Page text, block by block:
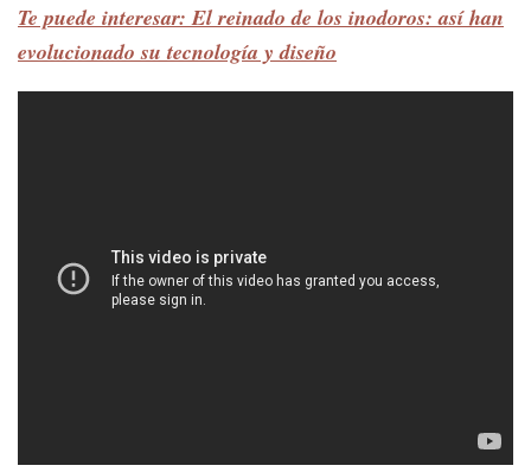
Te puede interesar: El reinado de los inodoros: así han
evolucionado su tecnología y diseño